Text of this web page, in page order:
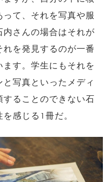
って、それを写真や服
さんの場合はそれが
れを発見するのが一番
す。学生にもそれを
写真といったメディ
ることのできない石
感じる1冊だ。